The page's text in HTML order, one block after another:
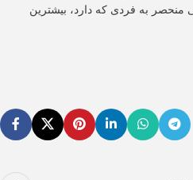
منحصر به فردی که دارد، بیشترین